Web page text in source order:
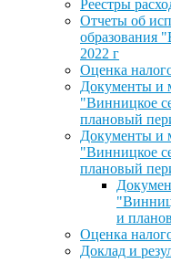
Реестры
Отчеты об
образования
2022 г
Оценка
Документы и
"Винницкое
плановый
Документы и
"Винницкое
плановый
и
Оценка
Доклад и